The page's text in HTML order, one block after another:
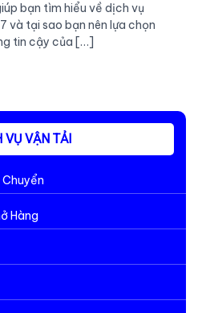
bạn tìm hiểu về dịch vụ
và tại sao bạn nên lựa chọn
tin cậy của […]
VỤ VẬN TẢI
Hàng